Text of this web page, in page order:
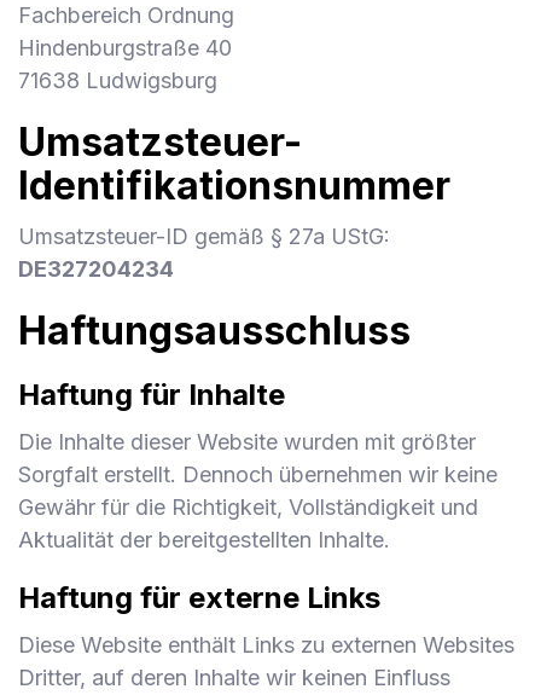
Fachbereich Ordnung
Hindenburgstraße 40
71638 Ludwigsburg
Umsatzsteuer-
Identifikationsnummer
Umsatzsteuer-ID gemäß § 27a UStG:
DE327204234
Haftungsausschluss
Haftung für Inhalte
Die Inhalte dieser Website wurden mit größter
Sorgfalt erstellt. Dennoch übernehmen wir keine
Gewähr für die Richtigkeit, Vollständigkeit und
Aktualität der bereitgestellten Inhalte.
Haftung für externe Links
Diese Website enthält Links zu externen Websites
Dritter, auf deren Inhalte wir keinen Einfluss